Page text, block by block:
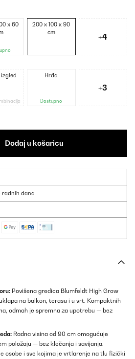
x 60
200 x 100 x 90
cm
+4
Hrđa
Dostupno
+3
Dodaj u košaricu
radnih dana
Povišena gredica Blumfeldt High Grow
na balkon, terasu i u vrt. Kompaktnih
odmah je spremna za upotrebu — bez
Radna visina od 90 cm omogućuje
položaju — bez klečanja i savijanja.
osobe i sve kojima je vrtlarenje na tlu fizički